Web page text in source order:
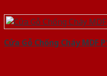
Cửa Gỗ Chống Cháy MDF